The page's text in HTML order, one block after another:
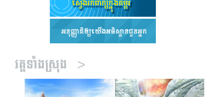
វគ្គទាំងស្រុង >